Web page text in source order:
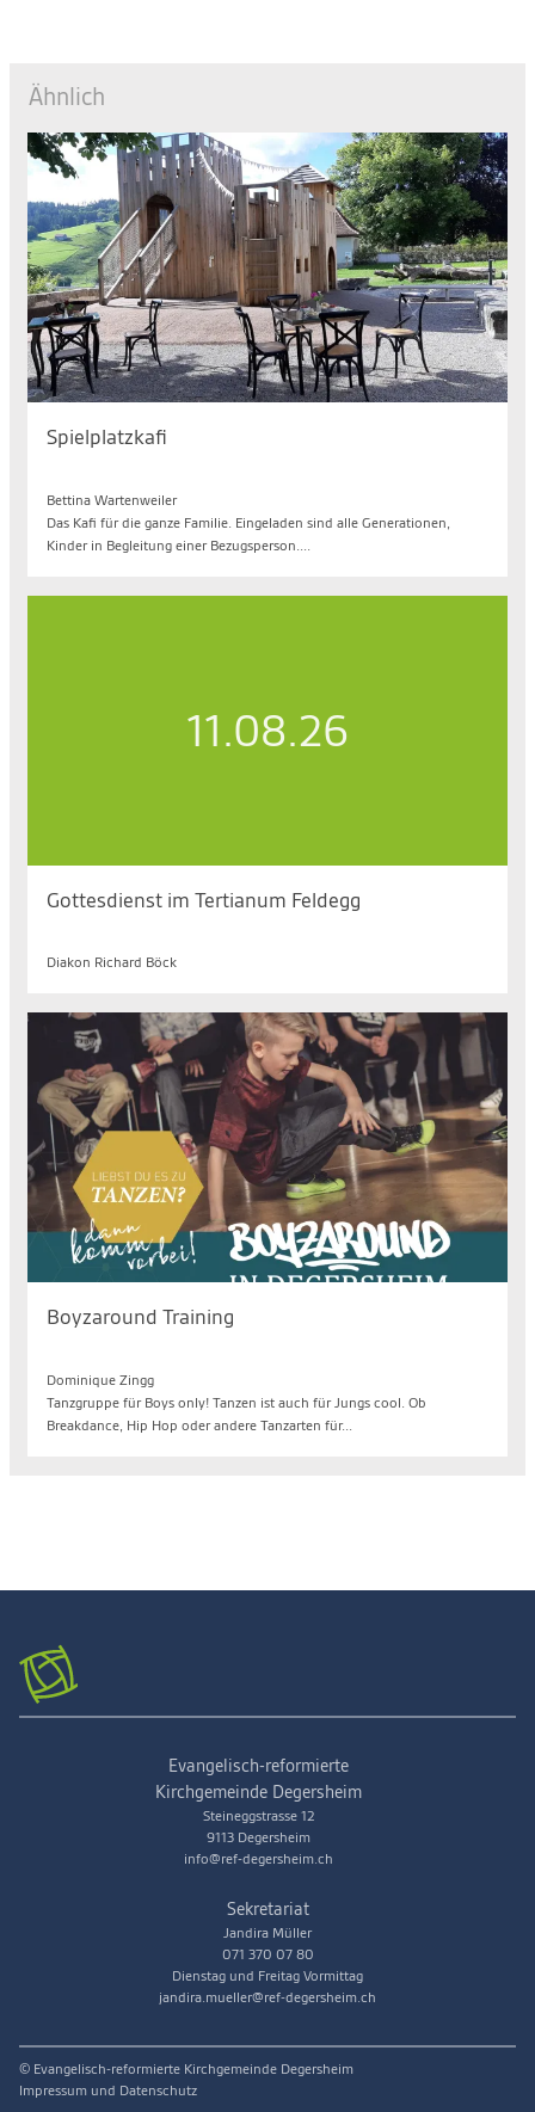
Ähnlich
Spielplatzkafi
Bettina Wartenweiler
Das Kafi für die ganze Familie. Eingeladen sind alle Generationen,
Kinder in Begleitung einer Bezugsperson....
11.08.26
Gottesdienst im Tertianum Feldegg
Diakon Richard Böck
Boyzaround Training
Dominique Zingg
Tanzgruppe für Boys only! Tanzen ist auch für Jungs cool. Ob
Breakdance, Hip Hop oder andere Tanzarten für...
Evangelisch-reformierte
Kirchgemeinde Degersheim
Steineggstrasse 12
9113 Degersheim
info@ref-degersheim.ch
Sekretariat
Jandira Müller
071 370 07 80
Dienstag und Freitag Vormittag
jandira.mueller@ref-degersheim.ch
© Evangelisch-reformierte Kirchgemeinde Degersheim
Impressum und Datenschutz